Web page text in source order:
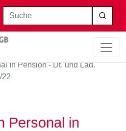
Suche
In Pension - Dt. und Lad.
22
Personal in